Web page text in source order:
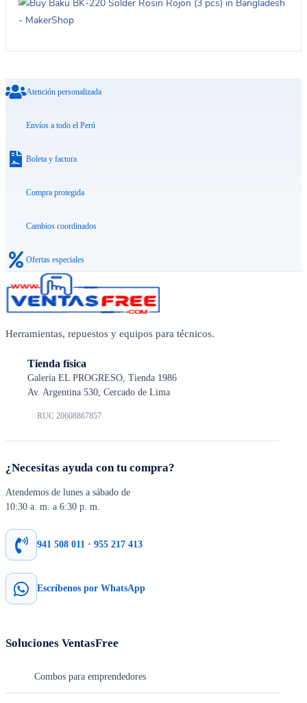
Atención personalizada
Envíos a todo el Perú
Boleta y factura
Compra protegida
Cambios coordinados
Ofertas especiales
Herramientas, repuestos y equipos para técnicos.
Tienda física
Galería EL PROGRESO, Tienda 1986
Av. Argentina 530, Cercado de Lima
RUC 20608867857
¿Necesitas ayuda con tu compra?
Atendemos de lunes a sábado de
10:30 a. m. a 6:30 p. m.
941 508 011 · 955 217 413
Escríbenos por WhatsApp
Soluciones VentasFree
Combos para emprendedores